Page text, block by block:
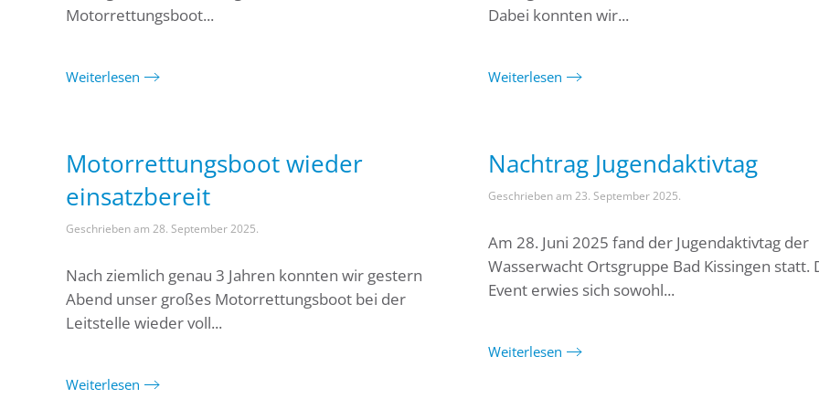
Motorrettungsboot...
Weiterlesen
Dabei konnten wir...
Weiterlesen
Motorrettungsboot wieder
einsatzbereit
Geschrieben am 28. September 2025.
Nach ziemlich genau 3 Jahren konnten wir gestern
Abend unser großes Motorrettungsboot bei der
Leitstelle wieder voll...
Weiterlesen
Nachtrag Jugendaktivtag
Geschrieben am 23. September 2025.
Am 28. Juni 2025 fand der Jugendaktivtag der
Wasserwacht Ortsgruppe Bad Kissingen statt.
Event erwies sich sowohl...
Weiterlesen